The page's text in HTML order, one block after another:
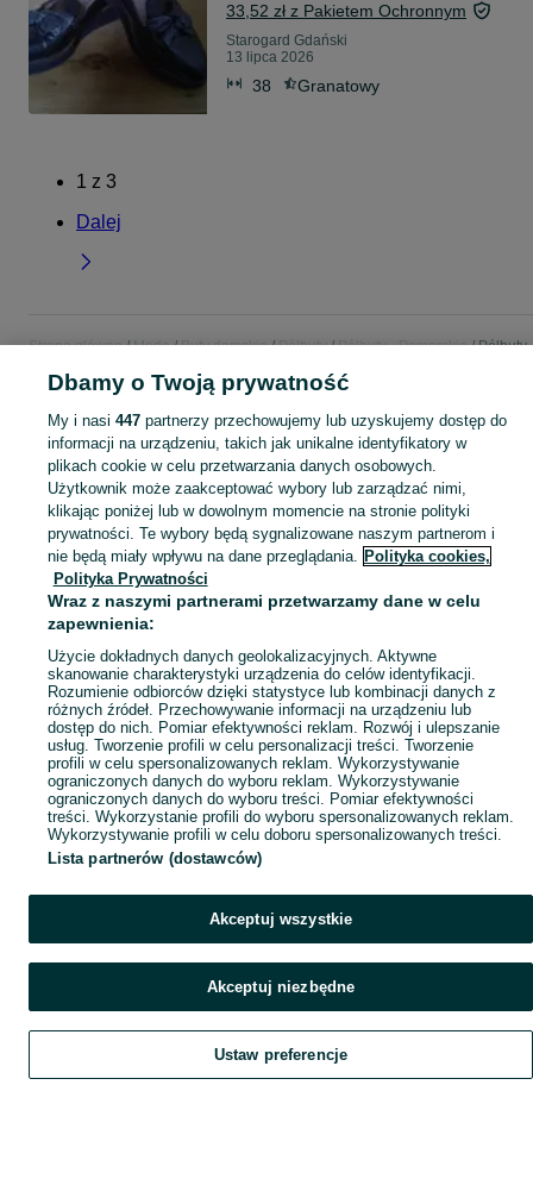
33,52 zł z Pakietem Ochronnym
Starogard Gdański
13 lipca 2026
38 Granatowy
1 z 3
Dalej
Strona główna Moda Buty damskie Półbuty Półbuty - Pomorskie
Półbuty
KATEGORIA
Szeroki wybór półbutów damskich Starogard Gdański ▶️ skórzane, zamszowe, klasyczne i casualowe ✅ Nowe i używane w dobrych cenach ✌ Sprawdź oferty na OLX.pl! Zobacz
Mapa kategorii
Mapa miejscowości
Mapa ministron
Szukaj Obserwujesz Dodaj Czat Konto
Dbamy o Twoją prywatność
My i nasi 447partnerzy przechowujemy lub uzyskujemy dostęp do
informacji na urządzeniu, takich jak unikalne identyfikatory w
plikach cookie w celu przetwarzania danych osobowych.
Użytkownik może zaakceptować wybory lub zarządzać nimi,
klikając poniżej lub w dowolnym momencie na stronie polityki
prywatności. Te wybory będą sygnalizowane naszym partnerom i
nie będą miały wpływu na dane przeglądania. Polityka cookies,
Polityka Prywatności
Wraz z naszymi partnerami przetwarzamy dane w celu
zapewnienia:
Użycie dokładnych danych geolokalizacyjnych. Aktywne
skanowanie charakterystyki urządzenia do celów identyfikacji.
Rozumienie odbiorców dzięki statystyce lub kombinacji danych z
różnych źródeł. Przechowywanie informacji na urządzeniu lub
dostęp do nich. Pomiar efektywności reklam. Rozwój i ulepszanie
usług. Tworzenie profili w celu personalizacji treści. Tworzenie
profili w celu spersonalizowanych reklam. Wykorzystywanie
ograniczonych danych do wyboru reklam. Wykorzystywanie
ograniczonych danych do wyboru treści. Pomiar efektywności
treści. Wykorzystanie profili do wyboru spersonalizowanych reklam.
Wykorzystywanie profili w celu doboru spersonalizowanych treści.
Lista partnerów (dostawców)
Akceptuj wszystkie
Akceptuj niezbędne
Ustaw preferencje